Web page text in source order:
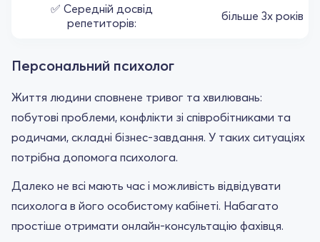
✅ Середній досвід
репетиторів:
більше 3х років
Персональний психолог
Життя людини сповнене тривог та хвилювань:
побутові проблеми, конфлікти зі співробітниками та
родичами, складні бізнес-завдання. У таких ситуаціях
потрібна допомога психолога.
Далеко не всі мають час і можливість відвідувати
психолога в його особистому кабінеті. Набагато
простіше отримати онлайн-консультацію фахівця.